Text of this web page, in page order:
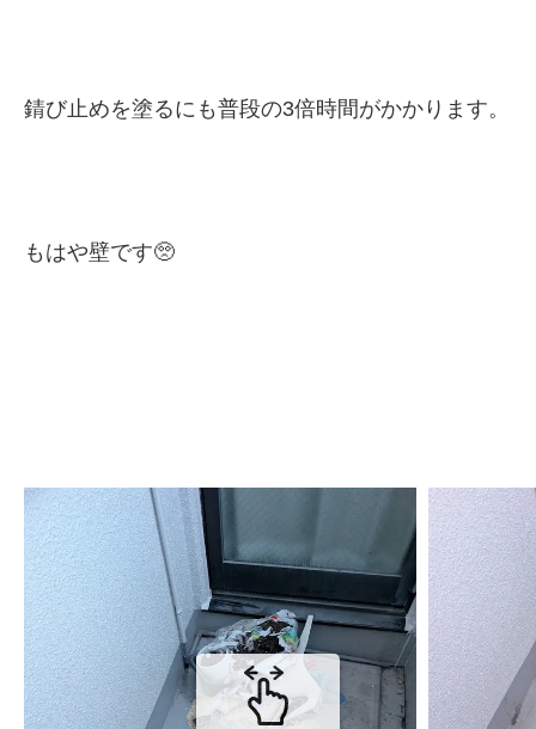
錆び止めを塗るにも普段の3倍時間がかかります。
もはや壁です🥺